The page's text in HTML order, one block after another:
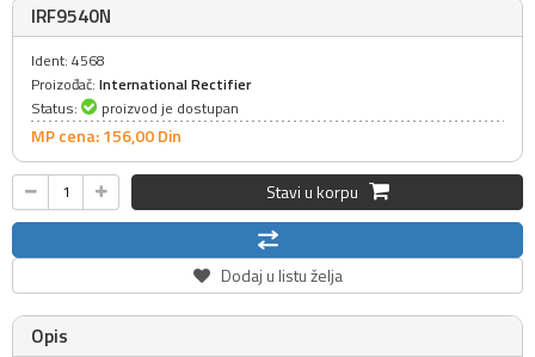
IRF9540N
Ident: 4568
Proizođač: International Rectifier
Status:
proizvod je dostupan
MP cena: 156,00Din
Stavi u korpu
Dodaj u listu želja
Opis